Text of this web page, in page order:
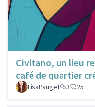
Civitano, un lieu
café de quartier
LisaPauget
3 25